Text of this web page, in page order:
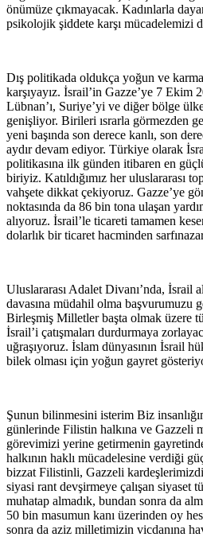
önümüze çıkmayacak. Kadınlarla
psikolojik şiddete karşı mücadelemizi
Dış politikada oldukça yoğun ve
karşıyayız. İsrail’in Gazze’ye 7 Ekim
Lübnan’ı, Suriye’yi ve diğer bölge
genişliyor. Birileri ısrarla görmezden
yeni başında son derece kanlı, son
aydır devam ediyor. Türkiye olarak
politikasına ilk günden itibaren en
biriyiz. Katıldığımız her uluslararası
vahşete dikkat çekiyoruz. Gazze’ye
noktasında da 86 bin tona ulaşan
alıyoruz. İsrail’le ticareti tamamen
dolarlık bir ticaret hacminden
Uluslararası Adalet Divanı’nda, İsrail
davasına müdahil olma başvurumuzu
Birleşmiş Milletler başta olmak üzere
İsrail’i çatışmaları durdurmaya
uğraşıyoruz. İslam dünyasının İsrail
bilek olması için yoğun gayret
Şunun bilinmesini isterim Biz
günlerinde Filistin halkına ve Gazzeli
görevimizi yerine getirmenin
halkının haklı mücadelesine verdiği
bizzat Filistinli, Gazzeli
siyasi rant devşirmeye çalışan siyaset
muhatap almadık, bundan sonra da
50 bin masumun kanı üzerinden oy
sonra da aziz milletimizin vicdanına